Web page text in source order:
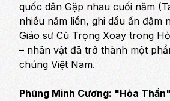
quốc dân Gặp nhau cuối năm
nhiều năm liền, ghi dấu ấn đậm
Giáo sư Cù Trọng Xoay trong
– nhân vật đã trở thành một
chúng Việt Nam.
Phùng Minh Cương: "Hỏa